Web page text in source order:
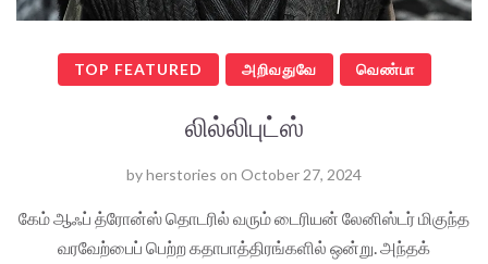
TOP FEATURED அறிவதுவே வெண்பா
லில்லிபுட்ஸ்
byherstories on October 27, 2024
கேம் ஆஃப் த்ரோன்ஸ் தொடரில் வரும் டைரியன் லேனிஸ்டர் மிகுந்த
வரவேற்பைப் பெற்ற கதாபாத்திரங்களில் ஒன்று. அந்தக்